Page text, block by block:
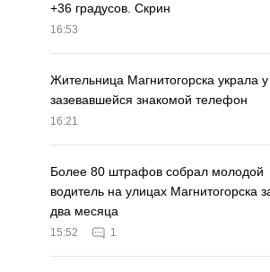
+36 градусов. Скрин
16:53
Жительница Магнитогорска украла у
зазевавшейся знакомой телефон
16:21
Более 80 штрафов собрал молодой
водитель на улицах Магнитогорска
два месяца
15:52 1